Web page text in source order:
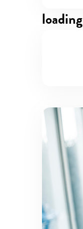
loading